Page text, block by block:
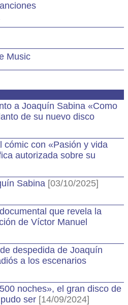
Music
a Joaquín Sabina «Como
de su nuevo disco
cómic con «Pasión y vida
autorizada sobre su
Sabina [03/10/2025]
que revela la
de Víctor Manuel
despedida de Joaquín
a los escenarios
noches», el gran disco de
ser [14/09/2024]